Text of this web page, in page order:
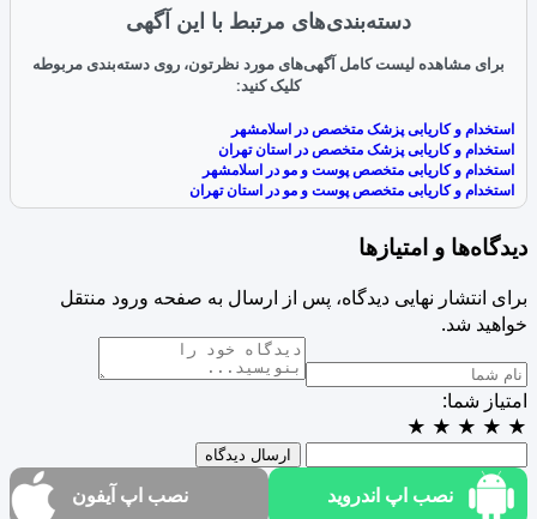
دسته‌بندی‌های مرتبط با این آگهی
برای مشاهده لیست کامل آگهی‌های مورد نظرتون، روی دسته‌بندی مربوطه
کلیک کنید:
استخدام و کاریابی پزشک متخصص در اسلامشهر
استخدام و کاریابی پزشک متخصص در استان تهران
استخدام و کاریابی متخصص پوست و مو در اسلامشهر
استخدام و کاریابی متخصص پوست و مو در استان تهران
دیدگاه‌ها و امتیازها
برای انتشار نهایی دیدگاه، پس از ارسال به صفحه ورود منتقل
خواهید شد.
امتیاز شما:
★
★
★
★
★
ارسال دیدگاه
نصب اپ اندروید نصب اپ آیفون